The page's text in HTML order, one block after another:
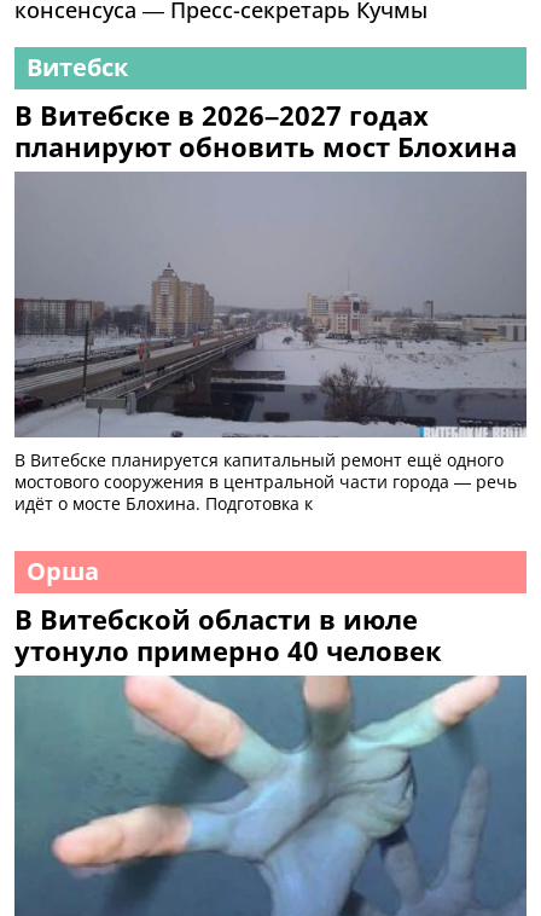
консенсуса — Пресс-секретарь Кучмы
Витебск
В Витебске в 2026–2027 годах
планируют обновить мост Блохина
В Витебске планируется капитальный ремонт ещё одного
мостового сооружения в центральной части города — речь
идёт о мосте Блохина. Подготовка к
Орша
В Витебской области в июле
утонуло примерно 40 человек